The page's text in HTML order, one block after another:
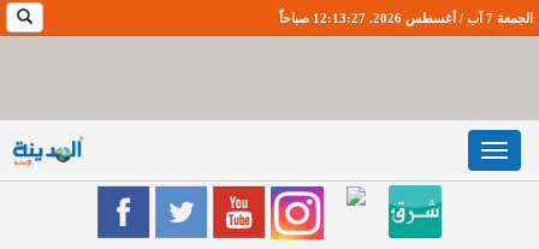
الجمعة 7 آب / أغسطس 2026. 12:13:28 صباحاً
Toggle
navigation